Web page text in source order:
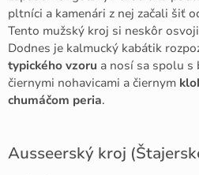
pltníci a kamenári z nej začali šiť
Tento mužský kroj si neskôr
Dodnes je kalmucký kabátik
typického vzoru a nosí sa spolu
čiernymi nohavicami a čiernym
chumáčom peria.
Ausseerský kroj